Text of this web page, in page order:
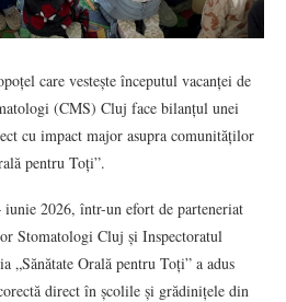
care vestește începutul vacanței de
(CMS) Cluj face bilanțul unei
cu impact major asupra comunităților
pentru Toți”.
2026, într-un efort de parteneriat
Stomatologi Cluj și Inspectoratul
„Sănătate Orală pentru Toți” a adus
direct în școlile și grădinițele din